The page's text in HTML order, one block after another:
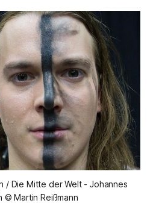
/ Die Mitte der Welt - Johannes
© Martin Reißmann